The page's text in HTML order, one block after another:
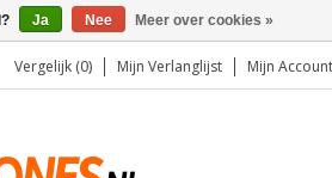
Vergelijk (0) Mijn Verlanglijst Mijn Account
Ja Nee Meer over cookies »